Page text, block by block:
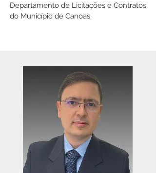
Departamento de Licitações e Contratos
do Município de Canoas.